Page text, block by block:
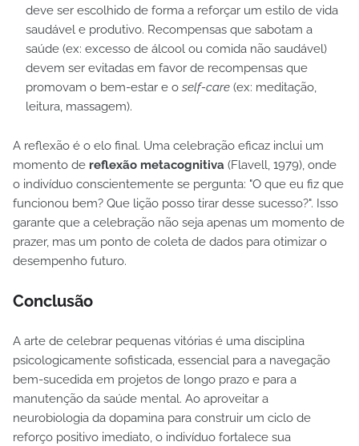
deve ser escolhido de forma a reforçar um estilo de vida
saudável e produtivo. Recompensas que sabotam a
saúde (ex: excesso de álcool ou comida não saudável)
devem ser evitadas em favor de recompensas que
promovam o bem-estar e o self-care (ex: meditação,
leitura, massagem).
A reflexão é o elo final. Uma celebração eficaz inclui um
momento de reflexão metacognitiva (Flavell, 1979), onde
o indivíduo conscientemente se pergunta: "O que eu fiz que
funcionou bem? Que lição posso tirar desse sucesso?". Isso
garante que a celebração não seja apenas um momento de
prazer, mas um ponto de coleta de dados para otimizar o
desempenho futuro.
Conclusão
A arte de celebrar pequenas vitórias é uma disciplina
psicologicamente sofisticada, essencial para a navegação
bem-sucedida em projetos de longo prazo e para a
manutenção da saúde mental. Ao aproveitar a
neurobiologia da dopamina para construir um ciclo de
reforço positivo imediato, o indivíduo fortalece sua